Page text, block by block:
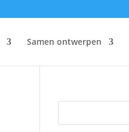
Samen ontwerpen